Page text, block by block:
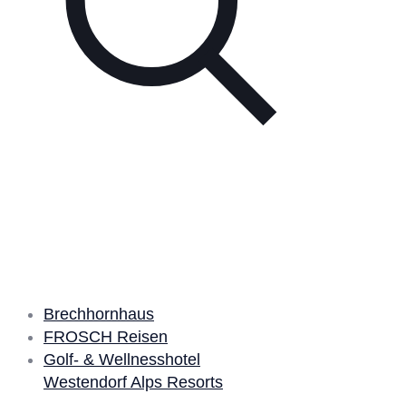
Brechhornhaus
FROSCH Reisen
Golf- & Wellnesshotel
Westendorf Alps Resorts